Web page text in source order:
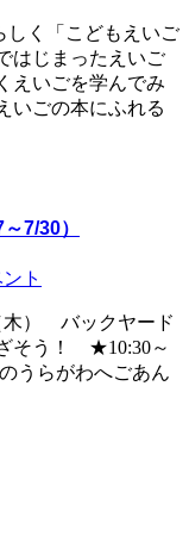
しく「こどもえいご
はじまったえいご
えいごを学んでみ
いごの本にふれる
7/30）
ト
木） バックヤード
そう！ ★10:30～
うらがわへごあん